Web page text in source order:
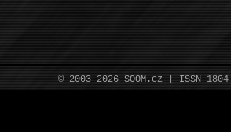
© 2003–2026 SOOM.cz | ISSN